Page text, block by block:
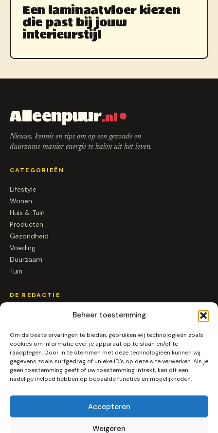
Beheer toestemming
Om de beste ervaringen te bieden, gebruiken wij technologieën zoals
cookies om informatie over je apparaat op te slaan en/of te
raadplegen. Door in te stemmen met deze technologieën kunnen wij
gegevens zoals surfgedrag of unieke ID's op deze site verwerken. Als je
geen toestemming geeft of uw toestemming intrekt, kan dit een
nadelige invloed hebben op bepaalde functies en mogelijkheden.
Accepteren
Weigeren
Een laminaatvloer kiezen
die past bij jouw
interieurstijl
Alleenpuur.nl
Nieuws, kennis en tips om op een gezonde en
duurzame manier energie te halen uit het leven.
CATEGORIEËN
Lifestyle
Wonen
Huis & Tuin
Producten
Gezondheid
Voeding
Duurzaam
Tuin
DE REDACTIE
Samenwerken
SOCIAL
Instagram
RSS